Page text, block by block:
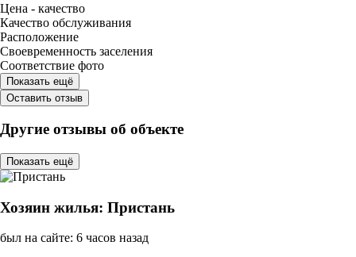
Цена - качество
Качество обслуживания
Расположение
Своевременность заселения
Соответствие фото
Показать ещё
Оставить отзыв
Другие отзывы об объекте
Показать ещё
Хозяин жилья: Пристань
был на сайте: 6 часов назад